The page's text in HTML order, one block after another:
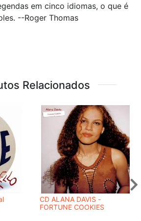
em cinco idiomas, o que é
--Roger Thomas
Relacionados
CD ALANA DAVIS -
FORTUNE COOKIES